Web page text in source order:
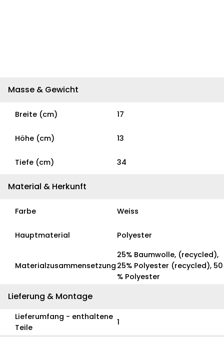
Masse & Gewicht
Breite (cm) 17
Höhe (cm) 13
Tiefe (cm) 34
Material & Herkunft
Farbe Weiss
Hauptmaterial Polyester
Materialzusammensetzung
25% Baumwolle, (recycled),
25% Polyester (recycled), 50
% Polyester
Lieferung & Montage
Lieferumfang - enthaltene
Teile
1